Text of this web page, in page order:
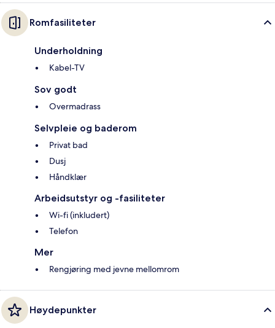
Romfasiliteter
Underholdning
Kabel-TV
Sov godt
Overmadrass
Selvpleie og baderom
Privat bad
Dusj
Håndklær
Arbeidsutstyr og -fasiliteter
Wi-fi (inkludert)
Telefon
Mer
Rengjøring med jevne mellomrom
Høydepunkter